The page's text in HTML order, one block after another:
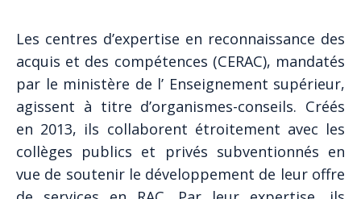
Les centres d’expertise en reconnaissance des
acquis et des compétences (CERAC), mandatés
par le ministère de l’ Enseignement supérieur,
agissent à titre d’organismes-conseils. Créés
en 2013, ils collaborent étroitement avec les
collèges publics et privés subventionnés en
vue de soutenir le développement de leur offre